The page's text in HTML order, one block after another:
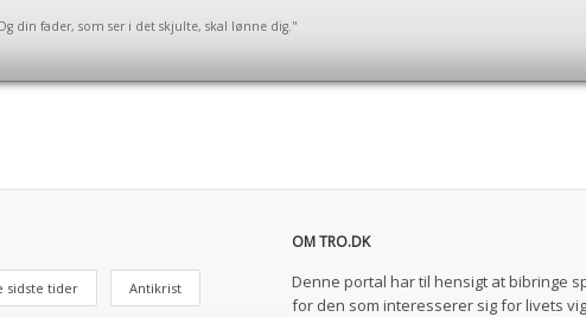
din fader, som ser i det skjulte, skal lønne dig."
sidste tider Antikrist
OM TRO.DK
Denne portal har til hensigt at bibringe
for den som interesserer sig for livets